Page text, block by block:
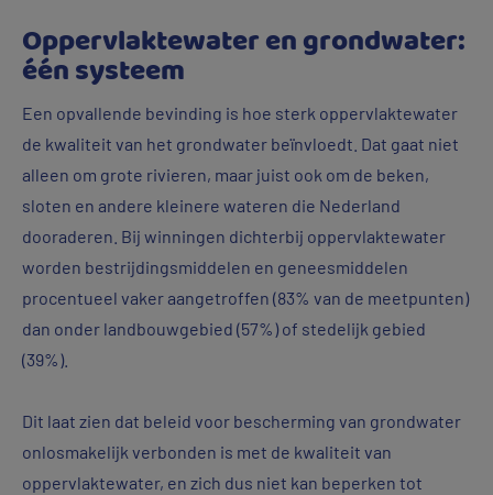
Oppervlaktewater en grondwater:
één systeem
Een opvallende bevinding is hoe sterk oppervlaktewater
de kwaliteit van het grondwater beïnvloedt. Dat gaat niet
alleen om grote rivieren, maar juist ook om de beken,
sloten en andere kleinere wateren die Nederland
dooraderen. Bij winningen dichterbij oppervlaktewater
worden bestrijdingsmiddelen en geneesmiddelen
procentueel vaker aangetroffen (83% van de meetpunten)
dan onder landbouwgebied (57%) of stedelijk gebied
(39%).
Dit laat zien dat beleid voor bescherming van grondwater
onlosmakelijk verbonden is met de kwaliteit van
oppervlaktewater, en zich dus niet kan beperken tot